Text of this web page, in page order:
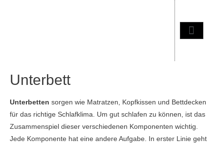
Unterbett
Unterbetten sorgen wie Matratzen, Kopfkissen und Bettdecken
für das richtige Schlafklima. Um gut schlafen zu können, ist das
Zusammenspiel dieser verschiedenen Komponenten wichtig.
Jede Komponente hat eine andere Aufgabe. In erster Linie geht